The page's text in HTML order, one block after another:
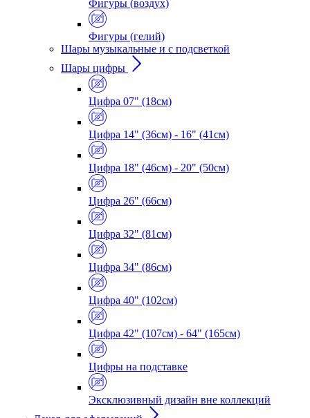
Фигуры (воздух)
Фигуры (гелий)
Шары музыкальные и с подсветкой
Шары цифры
Цифра 07" (18см)
Цифра 14" (36см) - 16" (41см)
Цифра 18" (46см) - 20" (50см)
Цифра 26" (66см)
Цифра 32" (81см)
Цифра 34" (86см)
Цифра 40" (102см)
Цифра 42" (107см) - 64" (165см)
Цифры на подставке
Эксклюзивный дизайн вне коллекций